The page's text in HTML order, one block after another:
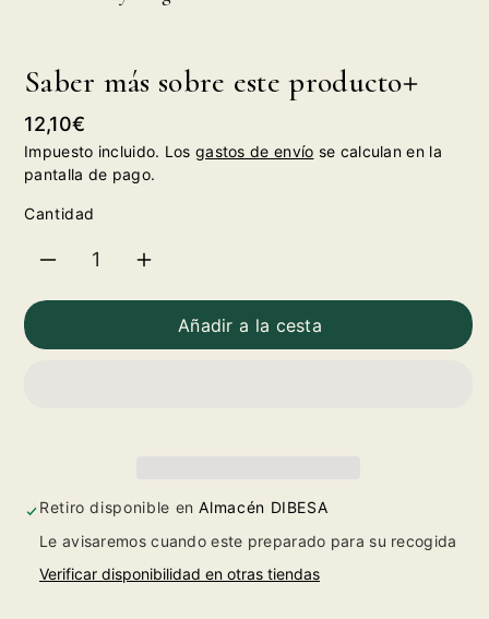
Saber más sobre este producto
Precio
habitual
12,10€
Impuesto incluido. Los gastos de envío se calculan en la
pantalla de pago.
Cantidad
Original
cantidad
Original
Añadir a la cesta
Retiro disponible enAlmacén DIBESA
Le avisaremos cuando este preparado para su recogida
Verificar disponibilidad en otras tiendas